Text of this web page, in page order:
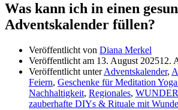
Was kann ich in einen
Adventskalender füllen?
Veröffentlicht von Diana Merkel
Veröffentlicht am 13. August 202512.
Veröffentlicht unterAdventskalender,
Feiern, Geschenke für Meditation
Nachhaltigkeit, Regionales,
zauberhafte DIYs & Rituale mit